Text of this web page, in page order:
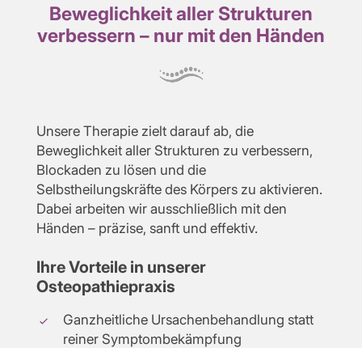
Beweglichkeit aller Strukturen
verbessern – nur mit den Händen
Unsere Therapie zielt darauf ab, die
Beweglichkeit aller Strukturen zu verbessern,
Blockaden zu lösen und die
Selbstheilungskräfte des Körpers zu aktivieren.
Dabei arbeiten wir ausschließlich mit den
Händen – präzise, sanft und effektiv.
Ihre Vorteile in unserer
Osteopathiepraxis
Ganzheitliche Ursachenbehandlung statt
reiner Symptombekämpfung